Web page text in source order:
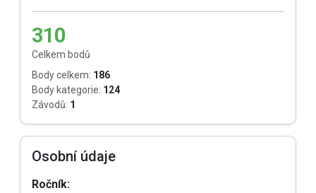
310
Celkem bodů
Body celkem: 186
Body kategorie: 124
Závodů: 1
Osobní údaje
Ročník: